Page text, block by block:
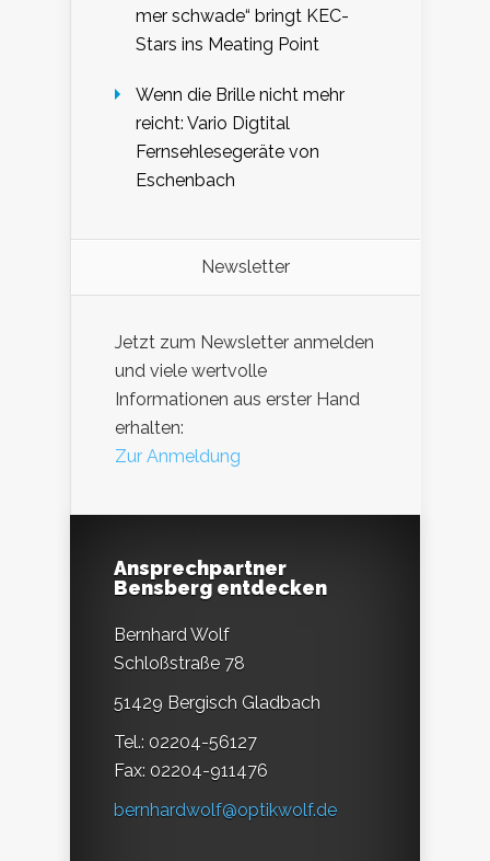
mer schwade“ bringt KEC-
Stars ins Meating Point
Wenn die Brille nicht mehr
reicht: Vario Digtital
Fernsehlesegeräte von
Eschenbach
Newsletter
Jetzt zum Newsletter anmelden
und viele wertvolle
Informationen aus erster Hand
erhalten:
Zur Anmeldung
Ansprechpartner
Bensberg entdecken
Bernhard Wolf
Schloßstraße 78
51429 Bergisch Gladbach
Tel.: 02204-56127
Fax: 02204-911476
bernhardwolf@optikwolf.de